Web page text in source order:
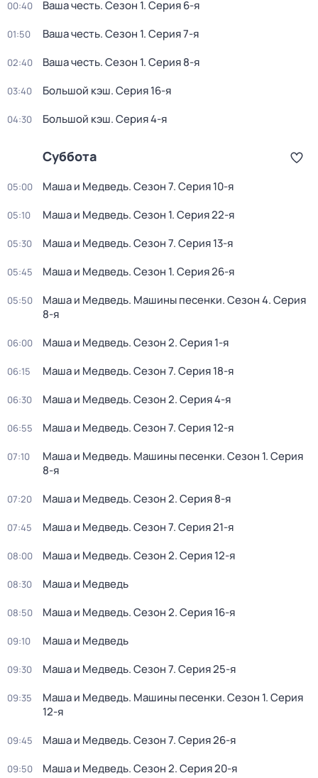
00:40 Ваша честь. Сезон 1. Серия 6-я
01:50 Ваша честь. Сезон 1. Серия 7-я
02:40 Ваша честь. Сезон 1. Серия 8-я
03:40 Большой кэш. Серия 16-я
04:30 Большой кэш. Серия 4-я
Суббота
05:00 Маша и Медведь. Сезон 7. Серия 10-я
05:10 Маша и Медведь. Сезон 1. Серия 22-я
05:30 Маша и Медведь. Сезон 7. Серия 13-я
05:45 Маша и Медведь. Сезон 1. Серия 26-я
05:50 Маша и Медведь. Машины песенки. Сезон 4. Серия
8-я
06:00 Маша и Медведь. Сезон 2. Серия 1-я
06:15 Маша и Медведь. Сезон 7. Серия 18-я
06:30 Маша и Медведь. Сезон 2. Серия 4-я
06:55 Маша и Медведь. Сезон 7. Серия 12-я
07:10 Маша и Медведь. Машины песенки. Сезон 1. Серия
8-я
07:20 Маша и Медведь. Сезон 2. Серия 8-я
07:45 Маша и Медведь. Сезон 7. Серия 21-я
08:00 Маша и Медведь. Сезон 2. Серия 12-я
08:30 Маша и Медведь
08:50 Маша и Медведь. Сезон 2. Серия 16-я
09:10 Маша и Медведь
09:30 Маша и Медведь. Сезон 7. Серия 25-я
09:35 Маша и Медведь. Машины песенки. Сезон 1. Серия
12-я
09:45 Маша и Медведь. Сезон 7. Серия 26-я
09:50 Маша и Медведь. Сезон 2. Серия 20-я